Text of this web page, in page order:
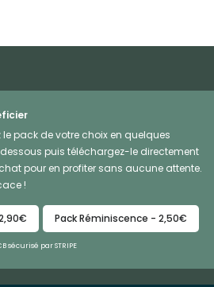
pack de votre choix en quelques
puis téléchargez-le directement
pour en profiter sans aucune attente.
!
Pack Réminiscence - 2,50€
sécurisé par STRIPE